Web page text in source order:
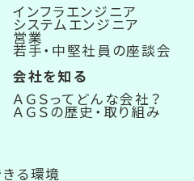
会社を知る
ＡＧＳってどんな会社？
ＡＧＳの歴史・取り組み
インフラエンジニア
システムエンジニア
営業
若手・中堅社員の座談会
る環境